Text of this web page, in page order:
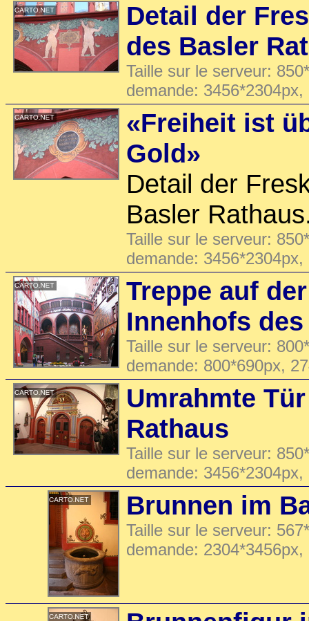
Detail der
des Basler
Taille sur le serveur:
demande:
«Freiheit ist
Gold»
Detail der
Basler
Taille sur le serveur:
demande:
Treppe auf
Innenhofs
Taille sur le serveur:
demande: 800*690px,
Umrahmte
Rathaus
Taille sur le serveur:
demande:
Brunnen im
Taille sur le serveur:
demande: